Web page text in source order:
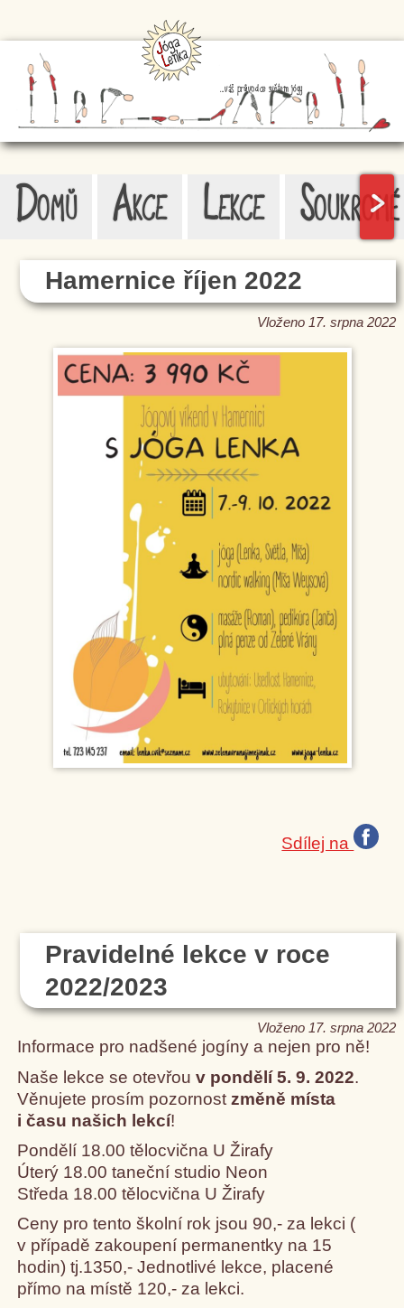
...váš průvodce světem jógy
Domů Akce Lekce >
Hamernice říjen 2022
Vloženo 17. srpna 2022
Sdílej na
Pravidelné lekce v roce
2022/2023
Vloženo 17. srpna 2022
Informace pro nadšené jogíny a nejen pro ně!
Naše lekce se otevřou v pondělí 5. 9. 2022.
Věnujete prosím pozornost změně místa
i času našich lekcí!
Pondělí 18.00 tělocvična U Žirafy
Úterý 18.00 taneční studio Neon
Středa 18.00 tělocvična U Žirafy
Ceny pro tento školní rok jsou 90,- za lekci (
v případě zakoupení permanentky na 15
hodin) tj.1350,- Jednotlivé lekce, placené
přímo na místě 120,- za lekci.